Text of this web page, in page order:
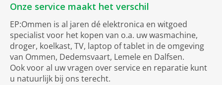
Onze service maakt het verschil
EP:Ommen is al jaren dé elektronica en witgoed
specialist voor het kopen van o.a. uw wasmachine,
droger, koelkast, TV, laptop of tablet in de omgeving
van Ommen, Dedemsvaart, Lemele en Dalfsen.
Ook voor al uw vragen over service en reparatie kunt
u natuurlijk bij ons terecht.